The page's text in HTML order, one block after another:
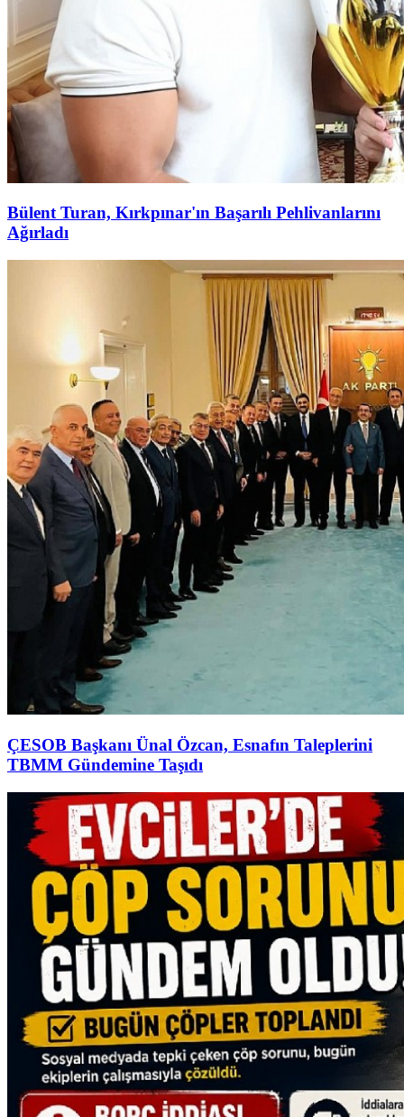
Bülent Turan, Kırkpınar'ın Başarılı Pehlivanlarını
Ağırladı
ÇESOB Başkanı Ünal Özcan, Esnafın Taleplerini
TBMM Gündemine Taşıdı